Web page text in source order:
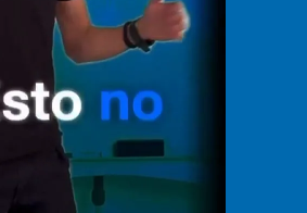
Clase
De 10 sports
DeDinero
Confabulario